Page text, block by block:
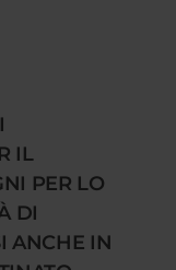
IL
PER LO
DI
ANCHE IN